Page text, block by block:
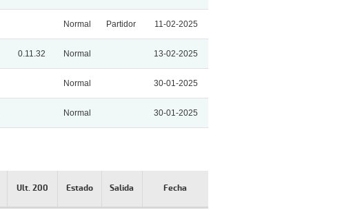
Normal Partidor 11-02-2025
0.11.32 Normal 13-02-2025
Normal 30-01-2025
Normal 30-01-2025
Ult. 200 Estado Salida Fecha